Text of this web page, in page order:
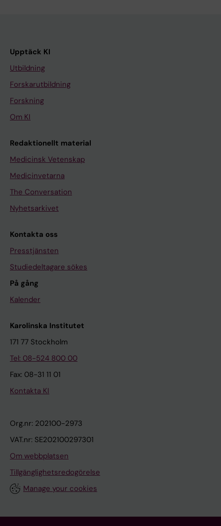
Upptäck KI
Utbildning
Forskarutbildning
Forskning
Om KI
Redaktionellt material
Medicinsk Vetenskap
Medicinvetarna
The Conversation
Nyhetsarkivet
Kontakta oss
Presstjänsten
Studiedeltagare sökes
På gång
Kalender
Karolinska Institutet
171 77 Stockholm
Tel: 08-524 800 00
Fax: 08-31 11 01
Kontakta KI
Org.nr: 202100-2973
VAT.nr: SE202100297301
Om webbplatsen
Tillgänglighetsredogörelse
Manage your cookies